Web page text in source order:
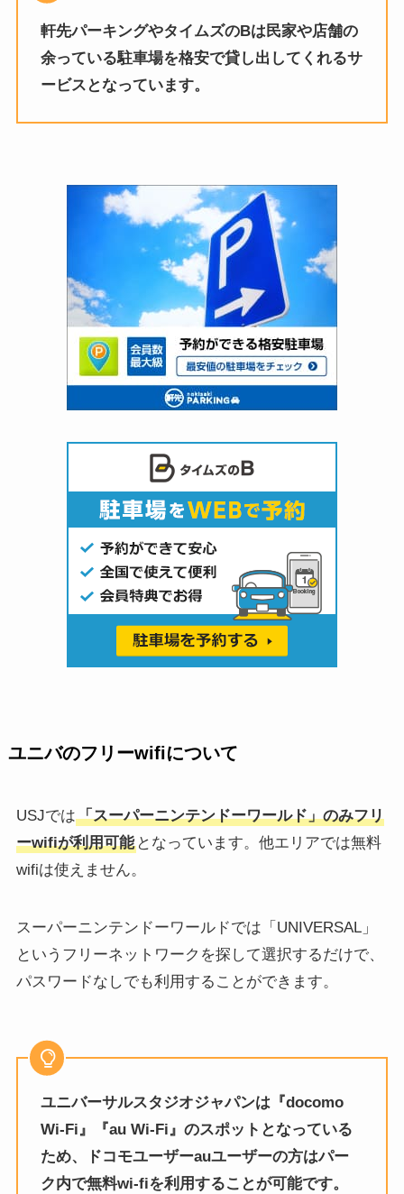
軒先パーキングやタイムズのBは民家や店舗の
余っている駐車場を格安で貸し出してくれるサ
ービスとなっています。
ユニバのフリーwifiについて
USJでは「スーパーニンテンドーワールド」のみフリ
ーwifiが利用可能となっています。他エリアでは無料
wifiは使えません。
スーパーニンテンドーワールドでは「UNIVERSAL」
というフリーネットワークを探して選択するだけで、
パスワードなしでも利用することができます。
ユニバーサルスタジオジャパンは『docomo
Wi-Fi』『au Wi-Fi』のスポットとなっている
ため、ドコモユーザーauユーザーの方はパー
ク内で無料wi-fiを利用することが可能です。